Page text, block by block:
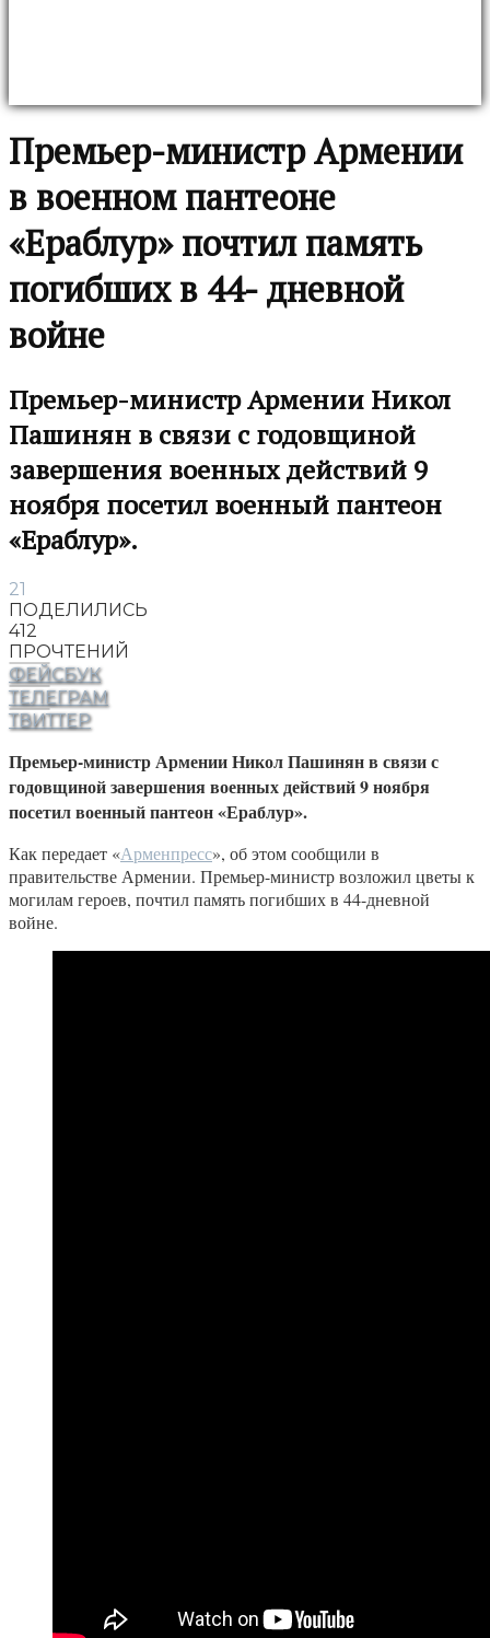
Премьер-министр Армении
в военном пантеоне
«Ераблур» почтил память
погибших в 44- дневной
войне
Премьер-министр Армении Никол
Пашинян в связи с годовщиной
завершения военных действий 9
ноября посетил военный пантеон
«Ераблур».
21
ПОДЕЛИЛИСЬ
412
ПРОЧТЕНИЙ
ФЕЙСБУК
ТЕЛЕГРАМ
ТВИТТЕР
Премьер-министр Армении Никол Пашинян в связи с
годовщиной завершения военных действий 9 ноября
посетил военный пантеон «Ераблур».
Как передает «Арменпресс», об этом сообщили в
правительстве Армении. Премьер-министр возложил цветы к
могилам героев, почтил память погибших в 44-дневной
войне.